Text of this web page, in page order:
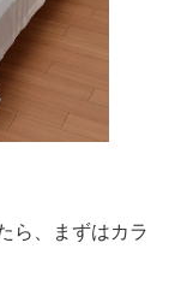
ら、まずはカラ